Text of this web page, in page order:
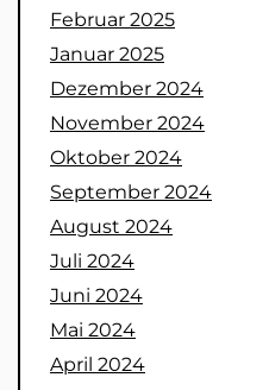
Februar 2025
Januar 2025
Dezember 2024
November 2024
Oktober 2024
September 2024
August 2024
Juli 2024
Juni 2024
Mai 2024
April 2024